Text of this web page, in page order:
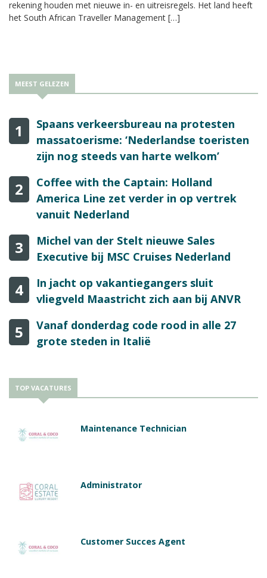
rekening houden met nieuwe in- en uitreisregels. Het land heeft
het South African Traveller Management […]
MEEST GELEZEN
1
Spaans verkeersbureau na protesten
massatoerisme: ‘Nederlandse toeristen
zijn nog steeds van harte welkom’
2
Coffee with the Captain: Holland
America Line zet verder in op vertrek
vanuit Nederland
3
Michel van der Stelt nieuwe Sales
Executive bij MSC Cruises Nederland
4
In jacht op vakantiegangers sluit
vliegveld Maastricht zich aan bij ANVR
5
Vanaf donderdag code rood in alle 27
grote steden in Italië
TOP VACATURES
Maintenance Technician
Administrator
Customer Succes Agent